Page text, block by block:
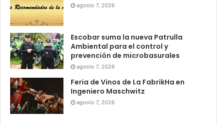
agosto 7, 2026
Escobar suma la nueva Patrulla
Ambiental para el control y
prevención de microbasurales
agosto 7, 2026
Feria de Vinos de La FabrikHa en
Ingeniero Maschwitz
agosto 7, 2026